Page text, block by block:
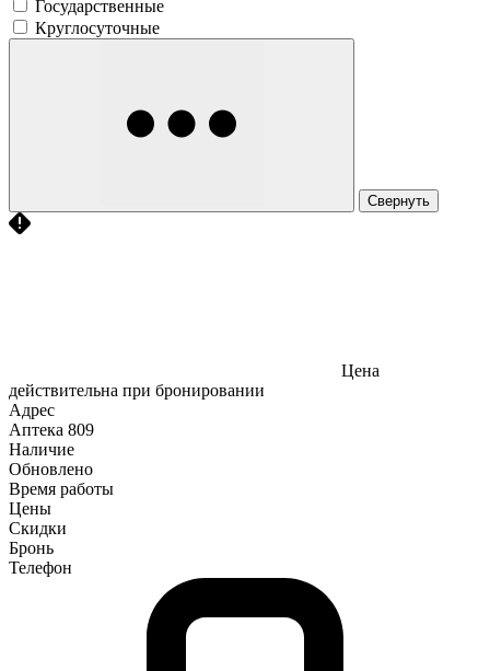
Государственные
Круглосуточные
Свернуть
Цена
действительна при бронировании
Адрес
Аптека 809
Наличие
Обновлено
Время работы
Цены
Скидки
Бронь
Телефон